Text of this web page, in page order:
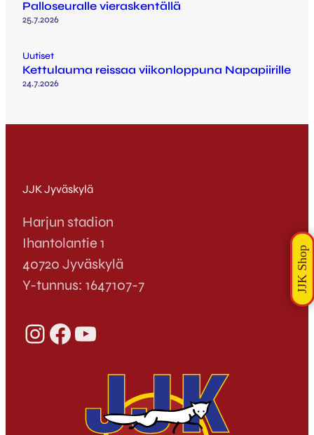
Palloseuralle vieraskentällä
25.7.2026
Uutiset
Kettulauma reissaa viikonloppuna Napapiirille
24.7.2026
JJK Jyväskylä
Harjun stadion
Ihantolantie 1
40720 Jyväskylä
Y-tunnus: 1647107-7
InstagramFacebook YouTube